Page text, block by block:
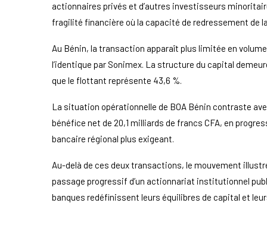
actionnaires privés et d’autres investisseurs
fragilité financière où la capacité de redressement de
Au Bénin, la transaction apparaît plus limitée en
l’identique par Sonimex. La structure du capital
que le flottant représente 43,6 %.
La situation opérationnelle de BOA Bénin contraste
bénéfice net de 20,1 milliards de francs CFA, en
bancaire régional plus exigeant.
Au-delà de ces deux transactions, le mouvement
passage progressif d’un actionnariat institutionnel
banques redéfinissent leurs équilibres de capital et